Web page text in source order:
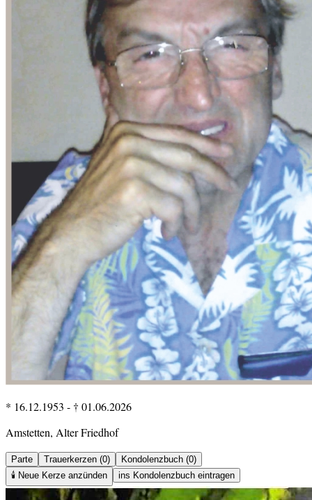
* 16.12.1953 - † 01.06.2026
Amstetten, Alter Friedhof
Parte Trauerkerzen (0)
Kondolenzbuch (0)
🕯️ Neue Kerze anzünden ins Kondolenzbuch eintragen